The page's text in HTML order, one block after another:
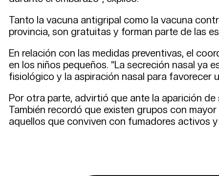
Tanto la vacuna antigripal como la vacuna
provincia, son gratuitas y forman parte de las
En relación con las medidas preventivas, el
en los niños pequeños. “La secreción nasal ya
fisiológico y la aspiración nasal para favorecer
Por otra parte, advirtió que ante la aparición
También recordó que existen grupos con
aquellos que conviven con fumadores activos